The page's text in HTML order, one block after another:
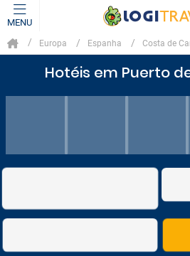
MENU
Europa Espanha Costa de
Hotéis em Puerto